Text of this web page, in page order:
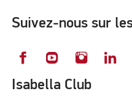
Suivez-nous sur
Isabella Club